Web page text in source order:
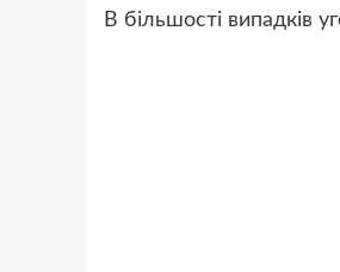
В більшості випадків